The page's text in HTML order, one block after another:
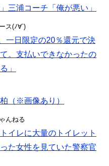
三浦コーチ「俺が悪い」
ス(ﾉ∀`)
一日限定の20％還元で決
。支払いできなかったの
」
（※画像あり）
んねる
イレに大量のトイレット
た女性を見ていた警察官